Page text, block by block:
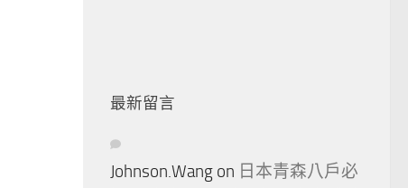
最新留言
Johnson.Wang on 日本青森八戶必